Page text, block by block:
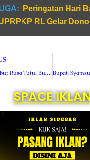
Peringatan Hari
RL Gelar
SPACE